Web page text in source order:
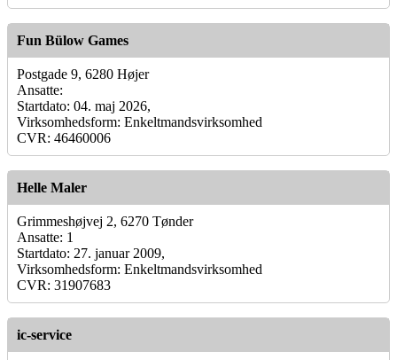
Fun Bülow Games
Postgade 9, 6280 Højer
Ansatte:
Startdato: 04. maj 2026,
Virksomhedsform: Enkeltmandsvirksomhed
CVR: 46460006
Helle Maler
Grimmeshøjvej 2, 6270 Tønder
Ansatte: 1
Startdato: 27. januar 2009,
Virksomhedsform: Enkeltmandsvirksomhed
CVR: 31907683
ic-service